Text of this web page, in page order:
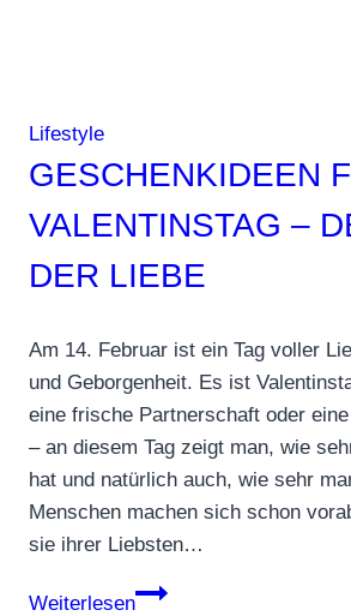
Lifestyle
GESCHENKIDEEN
VALENTINSTAG –
DER LIEBE
Am 14. Februar ist ein Tag voller
und Geborgenheit. Es ist
eine frische Partnerschaft oder
– an diesem Tag zeigt man, wie
hat und natürlich auch, wie sehr
Menschen machen sich schon
sie ihrer Liebsten…
Weiterlesen
Geschenkideen